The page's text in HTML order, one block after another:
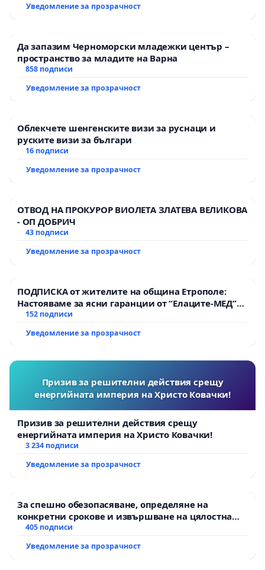
Уведомление за прозрачност
Да запазим Черноморски младежки център –
пространство за младите на Варна
858 подписи
Уведомление за прозрачност
Облекчете шенгенските визи за руснаци и
руските визи за българи
16 подписи
Уведомление за прозрачност
ОТВОД НА ПРОКУРОР ВИОЛЕТА ЗЛАТЕВА ВЕЛИКОВА
- ОП ДОБРИЧ
43 подписи
Уведомление за прозрачност
ПОДПИСКА от жителите на община Етрополе:
Настояваме за ясни гаранции от “Елаците-МЕД”
АД и от държавата, че ще се изпълнят всички
152 подписи
Уведомление за прозрачност
Призив за решителни действия срещу
енергийната империя на Христо Ковачки!
Призив за решителни действия срещу
енергийната империя на Христо Ковачки!
3 234 подписи
Уведомление за прозрачност
За спешно обезопасяване, определяне на
конкретни срокове и извършване на цялостна
рехабилитация на републиканския път между
Мирово - к.к. Момин проход
405 подписи
Уведомление за прозрачност